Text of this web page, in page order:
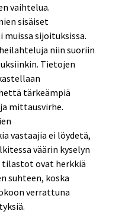
vaihtelua.
sisäiset
sijoituksissa.
niin suoriin
Tietojen
tärkeämpiä
mittausvirhe.
vastaajia ei löydetä,
väärin kyselyn
tilastot ovat herkkiä
suhteen, koska
verrattuna